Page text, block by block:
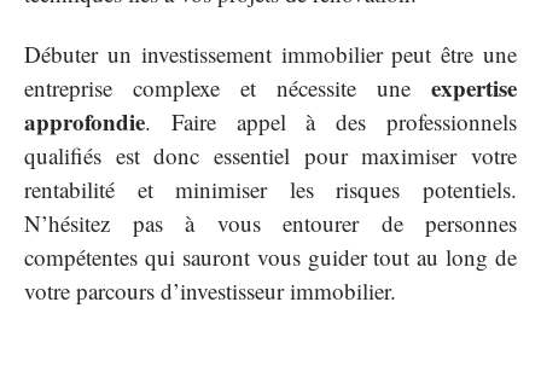
Débuter un investissement immobilier peut être une
entreprise complexe et nécessite une expertise
approfondie. Faire appel à des professionnels
qualifiés est donc essentiel pour maximiser votre
rentabilité et minimiser les risques potentiels.
N’hésitez pas à vous entourer de personnes
compétentes qui sauront vous guider tout au long de
votre parcours d’investisseur immobilier.